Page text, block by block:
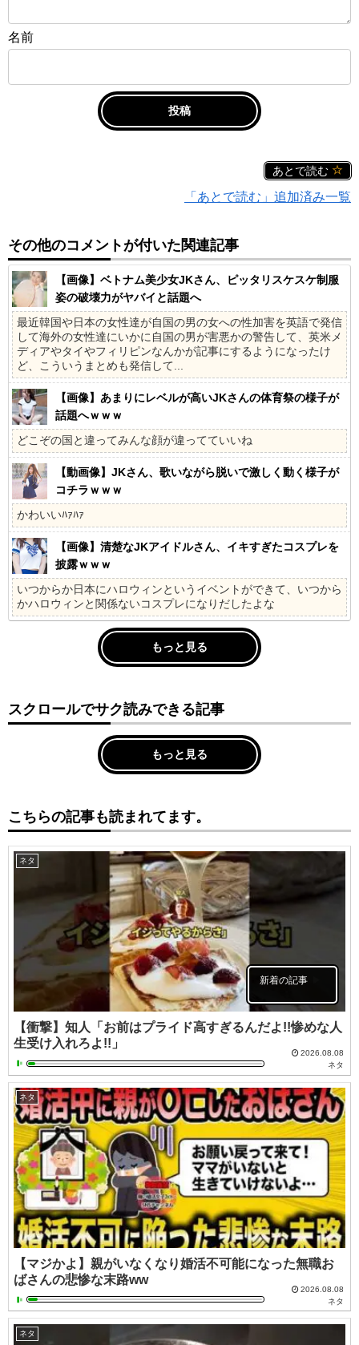
名前
あとで読む
「あとで読む」追加済み一覧
その他のコメントが付いた関連記事
【画像】ベトナム美少女JKさん、ピッタリスケスケ制服
姿の破壊力がヤバイと話題へ
最近韓国や日本の女性達が自国の男の女への性加害を英語で発信
して海外の女性達にいかに自国の男が害悪かの警告して、英米メ
ディアやタイやフィリピンなんかが記事にするようになったけ
ど、こういうまとめも発信して...
【画像】あまりにレベルが高いJKさんの体育祭の様子が
話題へｗｗｗ
どこぞの国と違ってみんな顔が違ってていいね
【動画像】JKさん、歌いながら脱いで激しく動く様子が
コチラｗｗｗ
かわいいﾊｧﾊｧ
【画像】清楚なJKアイドルさん、イキすぎたコスプレを
披露ｗｗｗ
いつからか日本にハロウィンというイベントができて、いつから
かハロウィンと関係ないコスプレになりだしたよな
もっと見る
スクロールでサク読みできる記事
もっと見る
こちらの記事も読まれてます。
ネタ
新着の記事
【衝撃】知人「お前はプライド高すぎるんだよ!!惨めな人
生受け入れろよ!!」
2026.08.08
ネタ
ネタ
【マジかよ】親がいなくなり婚活不可能になった無職お
ばさんの悲惨な末路ww
2026.08.08
ネタ
ネタ